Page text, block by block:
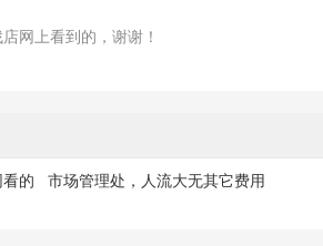
网上看到的，谢谢！
的 市场管理处，人流大无其它费用